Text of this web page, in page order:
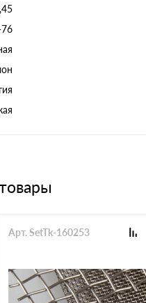
Арт. SetTk-160253